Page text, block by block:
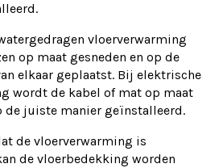
vloerverwarming
op maat gesneden en op de
elkaar geplaatst. Bij elektrische
wordt de kabel of mat op maat
de juiste manier geïnstalleerd.
de vloerverwarming is
de vloerbedekking worden